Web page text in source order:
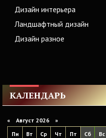
Дизайн интерьера
Ландшафтный дизайн
Дизайн разное
КАЛЕНДАРЬ
« Август 2026 »
Пн
Вт Ср Чт Пт Сб
Вс